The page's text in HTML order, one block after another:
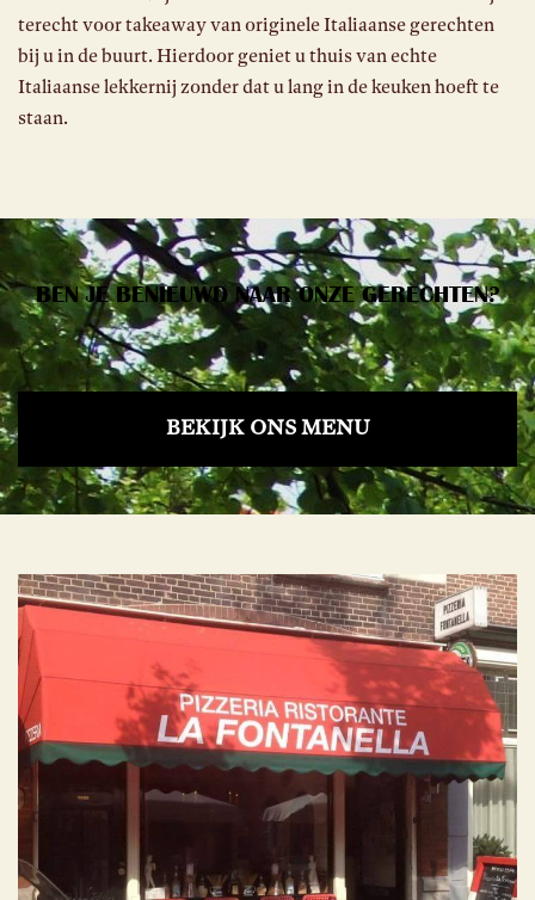
terecht voor takeaway van originele Italiaanse gerechten
bij u in de buurt. Hierdoor geniet u thuis van echte
Italiaanse lekkernij zonder dat u lang in de keuken hoeft te
staan.
BEN JE BENIEUWD NAAR ONZE GERECHTEN?
BEKIJK ONS MENU